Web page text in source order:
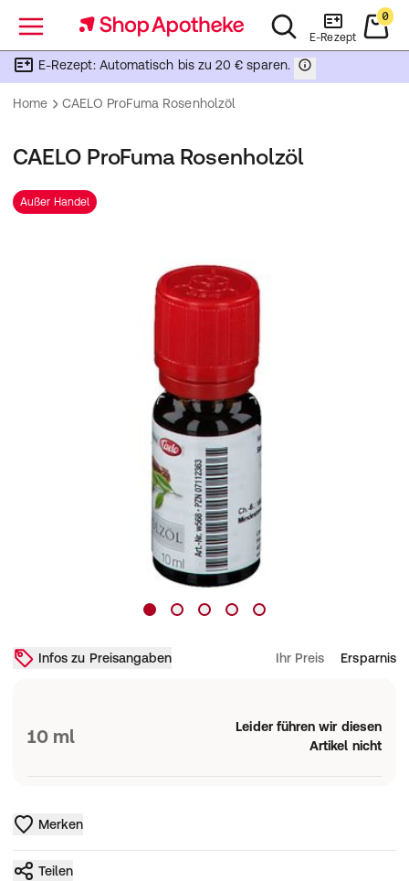
Menü E-Rezept
0
E-Rezept: Automatisch bis zu 20 € sparen.
Home CAELO ProFuma Rosenholzöl
CAELO ProFuma Rosenholzöl
Außer Handel
Infos zu Preisangaben Ihr Preis Ersparnis
10 ml
Leider führen wir diesen
Artikel nicht
Merken
Teilen